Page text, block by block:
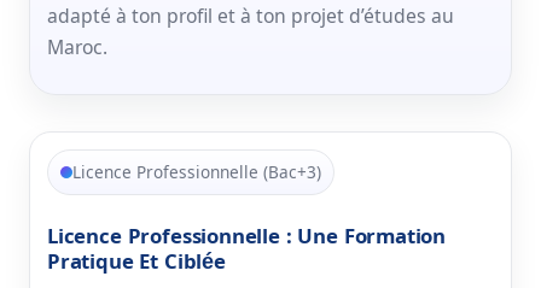
adapté à ton profil et à ton projet d’études au
Maroc.
Licence Professionnelle (Bac+3)
Licence Professionnelle : Une Formation
Pratique Et Ciblée